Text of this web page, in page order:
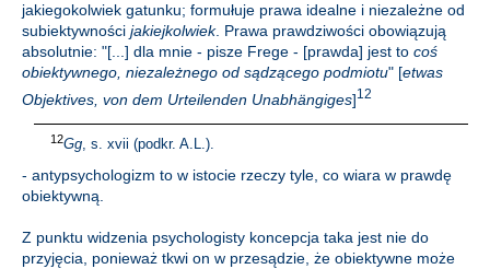
jakiegokolwiek gatunku; formułuje prawa idealne i niezależne od
subiektywności jakiejkolwiek. Prawa prawdziwości obowiązują
absolutnie: "[...] dla mnie - pisze Frege - [prawda] jest to coś
obiektywnego, niezależnego od sądzącego podmiotu" [etwas
Objektives, von dem Urteilenden Unabhängiges]12
12Gg, s. xvii (podkr. A.L.).
- antypsychologizm to w istocie rzeczy tyle, co wiara w prawdę
obiektywną.
Z punktu widzenia psychologisty koncepcja taka jest nie do
przyjęcia, ponieważ tkwi on w przesądzie, że obiektywne może